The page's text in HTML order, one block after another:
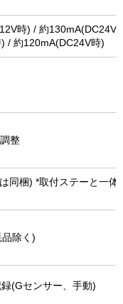
時) / 約130mA(DC24V
/ 約120mA(DC24V時)
整
同梱) *取付ステーと一体
除く)
(Gセンサー、手動)